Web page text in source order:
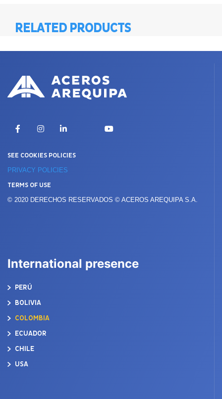
RELATED PRODUCTS
FacebookInstagramLinkedIn YouTube
SEE COOKIES POLICIES
PRIVACY POLICIES
TERMS OF USE
© 2020 DERECHOS RESERVADOS © ACEROS AREQUIPA S.A.
International presence
PERÚ
BOLIVIA
COLOMBIA
ECUADOR
CHILE
USA